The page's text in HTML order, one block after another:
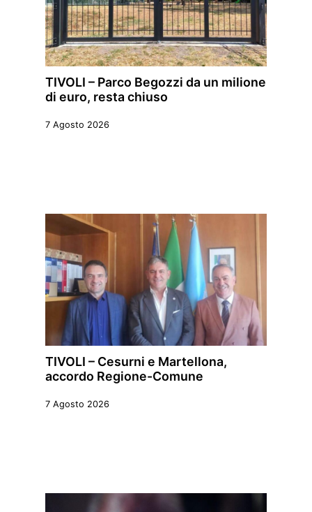
TIVOLI – Parco Begozzi da un milione
di euro, resta chiuso
7 Agosto 2026
TIVOLI – Cesurni e Martellona,
accordo Regione-Comune
7 Agosto 2026